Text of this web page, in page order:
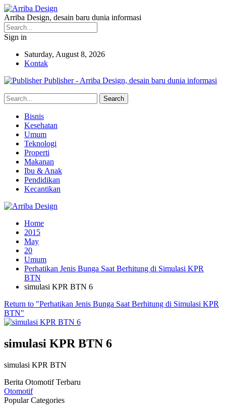
Arriba Design, desain baru dunia informasi
Sign in
Saturday, August 8, 2026
Kontak
Publisher - Arriba Design, desain baru dunia informasi
Bisnis
Kesehatan
Umum
Teknologi
Properti
Makanan
Ibu & Anak
Pendidikan
Kecantikan
Home
2015
May
20
Umum
Perhatikan Jenis Bunga Saat Berhitung di Simulasi KPR
BTN
simulasi KPR BTN 6
Return to "Perhatikan Jenis Bunga Saat Berhitung di Simulasi KPR
BTN"
simulasi KPR BTN 6
simulasi KPR BTN
Berita Otomotif Terbaru
Otomotif
Popular Categories